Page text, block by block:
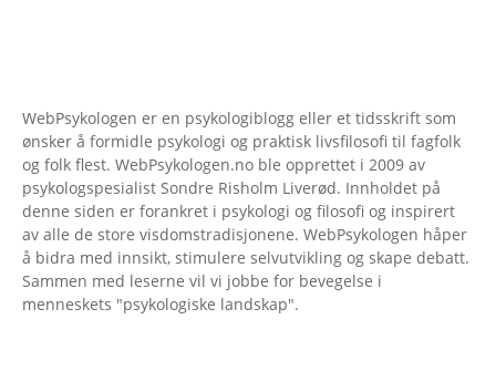
WebPsykologen er en psykologiblogg eller et tidsskrift som
ønsker å formidle psykologi og praktisk livsfilosofi til fagfolk
og folk flest. WebPsykologen.no ble opprettet i 2009 av
psykologspesialist Sondre Risholm Liverød. Innholdet på
denne siden er forankret i psykologi og filosofi og inspirert
av alle de store visdomstradisjonene. WebPsykologen håper
å bidra med innsikt, stimulere selvutvikling og skape debatt.
Sammen med leserne vil vi jobbe for bevegelse i
menneskets "psykologiske landskap".